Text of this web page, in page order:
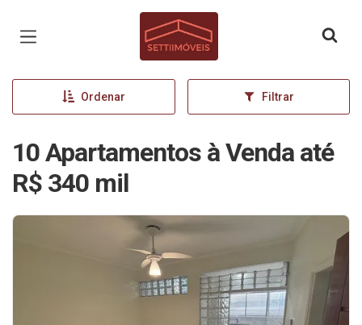
Página inicial
Ordenar Filtrar
10 Apartamentos à Venda até
R$ 340 mil